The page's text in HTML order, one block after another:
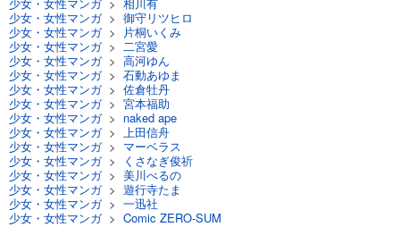
あらすじを表示する
509円 (税込)
あらすじを表示する
509円 (税込)
少女・女性マンガ> 御守リツヒロ
少女・女性マンガ>
片桐いくみ
少女・女性マンガ>
二宮愛
少女・女性マンガ> 高河ゆん
少女・女性マンガ> 石動あゆま
少女・女性マンガ> 佐倉牡丹
少女・女性マンガ> 宮本福助
少女・女性マンガ> naked ape
少女・女性マンガ>
上田信舟
少女・女性マンガ> マーベラス
少女・女性マンガ>
くさなぎ俊祈
少女・女性マンガ> 美川べるの
少女・女性マンガ> 遊行寺たま
少女・女性マンガ> 一迅社
少女・女性マンガ> Comic ZERO-SUM